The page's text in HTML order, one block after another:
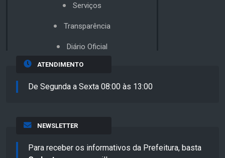
Serviços
Transparência
Diário Oficial
ATENDIMENTO
De Segunda a Sexta 08:00 às 13:00
NEWSLETTER
Para receber os informativos da Prefeitura, basta